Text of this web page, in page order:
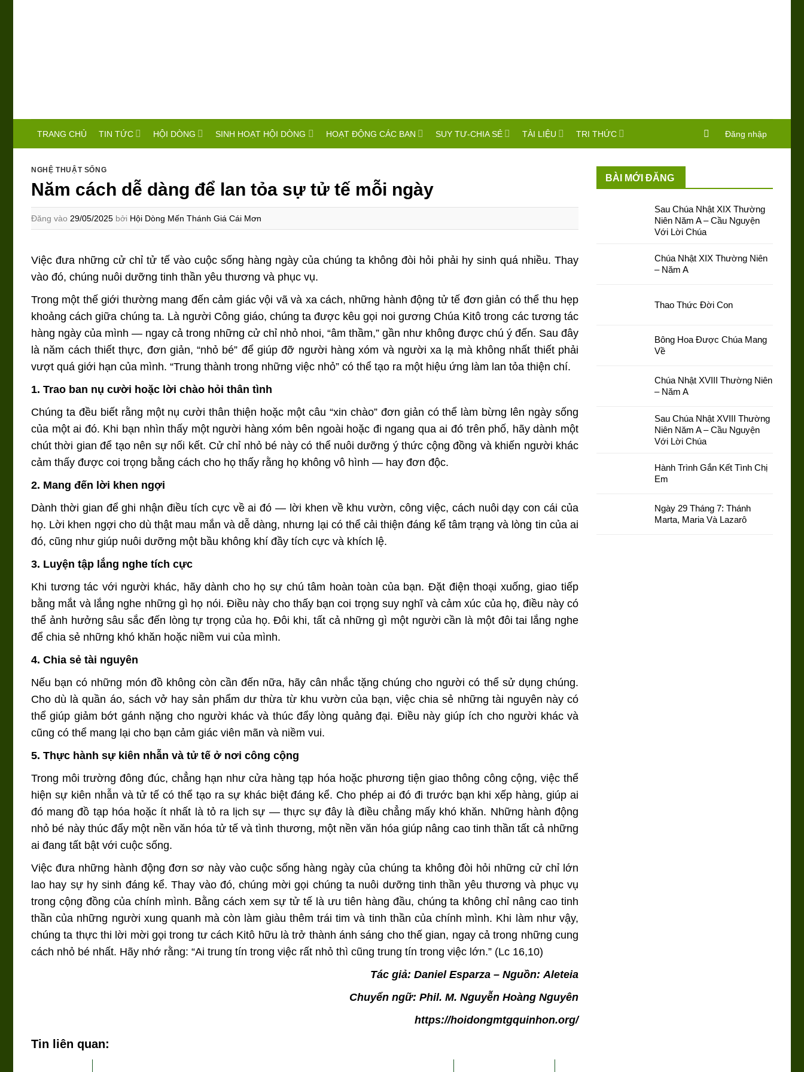
TRANG CHỦ TIN TỨC HỘI DÒNG SINH HOẠT HỘI DÒNG HOẠT ĐỘNG CÁC BAN SUY TƯ-CHIA SẺ TÀI LIỆU TRI THỨC Đăng nhập
NGHỆ THUẬT SỐNG
Năm cách dễ dàng để lan tỏa sự tử tế mỗi ngày
Đăng vào 29/05/2025 bởi Hội Dòng Mến Thánh Giá Cái Mơn
Việc đưa những cử chỉ tử tế vào cuộc sống hàng ngày của chúng ta không đòi hỏi phải hy sinh quá nhiều. Thay
vào đó, chúng nuôi dưỡng tinh thần yêu thương và phục vụ.
Trong một thế giới thường mang đến cảm giác vội vã và xa cách, những hành động tử tế đơn giản có thể thu hẹp
khoảng cách giữa chúng ta. Là người Công giáo, chúng ta được kêu gọi noi gương Chúa Kitô trong các tương tác
hàng ngày của mình — ngay cả trong những cử chỉ nhỏ nhoi, “âm thầm,” gần như không được chú ý đến. Sau đây
là năm cách thiết thực, đơn giản, “nhỏ bé” để giúp đỡ người hàng xóm và người xa lạ mà không nhất thiết phải
vượt quá giới hạn của mình. “Trung thành trong những việc nhỏ” có thể tạo ra một hiệu ứng làm lan tỏa thiện chí.
1. Trao ban nụ cười hoặc lời chào hỏi thân tình
Chúng ta đều biết rằng một nụ cười thân thiện hoặc một câu “xin chào” đơn giản có thể làm bừng lên ngày sống
của một ai đó. Khi bạn nhìn thấy một người hàng xóm bên ngoài hoặc đi ngang qua ai đó trên phố, hãy dành một
chút thời gian để tạo nên sự nối kết. Cử chỉ nhỏ bé này có thể nuôi dưỡng ý thức cộng đồng và khiến người khác
cảm thấy được coi trọng bằng cách cho họ thấy rằng họ không vô hình — hay đơn độc.
2. Mang đến lời khen ngợi
Dành thời gian để ghi nhận điều tích cực về ai đó — lời khen về khu vườn, công việc, cách nuôi dạy con cái của
họ. Lời khen ngợi cho dù thật mau mắn và dễ dàng, nhưng lại có thể cải thiện đáng kể tâm trạng và lòng tin của ai
đó, cũng như giúp nuôi dưỡng một bầu không khí đầy tích cực và khích lệ.
3. Luyện tập lắng nghe tích cực
Khi tương tác với người khác, hãy dành cho họ sự chú tâm hoàn toàn của bạn. Đặt điện thoại xuống, giao tiếp
bằng mắt và lắng nghe những gì họ nói. Điều này cho thấy bạn coi trọng suy nghĩ và cảm xúc của họ, điều này có
thể ảnh hưởng sâu sắc đến lòng tự trọng của họ. Đôi khi, tất cả những gì một người cần là một đôi tai lắng nghe
để chia sẻ những khó khăn hoặc niềm vui của mình.
4. Chia sẻ tài nguyên
Nếu bạn có những món đồ không còn cần đến nữa, hãy cân nhắc tặng chúng cho người có thể sử dụng chúng.
Cho dù là quần áo, sách vở hay sản phẩm dư thừa từ khu vườn của bạn, việc chia sẻ những tài nguyên này có
thể giúp giảm bớt gánh nặng cho người khác và thúc đẩy lòng quảng đại. Điều này giúp ích cho người khác và
cũng có thể mang lại cho bạn cảm giác viên mãn và niềm vui.
5. Thực hành sự kiên nhẫn và tử tế ở nơi công cộng
Trong môi trường đông đúc, chẳng hạn như cửa hàng tạp hóa hoặc phương tiện giao thông công cộng, việc thể
hiện sự kiên nhẫn và tử tế có thể tạo ra sự khác biệt đáng kể. Cho phép ai đó đi trước bạn khi xếp hàng, giúp ai
đó mang đồ tạp hóa hoặc ít nhất là tỏ ra lịch sự — thực sự đây là điều chẳng mấy khó khăn. Những hành động
nhỏ bé này thúc đẩy một nền văn hóa tử tế và tình thương, một nền văn hóa giúp nâng cao tinh thần tất cả những
ai đang tất bật với cuộc sống.
Việc đưa những hành động đơn sơ này vào cuộc sống hàng ngày của chúng ta không đòi hỏi những cử chỉ lớn
lao hay sự hy sinh đáng kể. Thay vào đó, chúng mời gọi chúng ta nuôi dưỡng tinh thần yêu thương và phục vụ
trong cộng đồng của chính mình. Bằng cách xem sự tử tế là ưu tiên hàng đầu, chúng ta không chỉ nâng cao tinh
thần của những người xung quanh mà còn làm giàu thêm trái tim và tinh thần của chính mình. Khi làm như vậy,
chúng ta thực thi lời mời gọi trong tư cách Kitô hữu là trở thành ánh sáng cho thế gian, ngay cả trong những cung
cách nhỏ bé nhất. Hãy nhớ rằng: “Ai trung tín trong việc rất nhỏ thì cũng trung tín trong việc lớn.” (Lc 16,10)
Tác giả: Daniel Esparza – Nguồn: Aleteia
Chuyển ngữ: Phil. M. Nguyễn Hoàng Nguyên
https://hoidongmtgquinhon.org/
Tin liên quan:
BÀI MỚI ĐĂNG
Sau Chúa Nhật XIX Thường
Niên Năm A – Cầu Nguyện
Với Lời Chúa
Chúa Nhật XIX Thường Niên
– Năm A
Thao Thức Đời Con
Bông Hoa Được Chúa Mang
Về
Chúa Nhật XVIII Thường Niên
– Năm A
Sau Chúa Nhật XVIII Thường
Niên Năm A – Cầu Nguyện
Với Lời Chúa
Hành Trình Gắn Kết Tình Chị
Em
Ngày 29 Tháng 7: Thánh
Marta, Maria Và Lazarô